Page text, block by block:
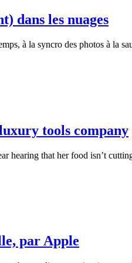
dans les nuages
à la syncro des photos à la
tools company
hearing that her food isn’t
par Apple